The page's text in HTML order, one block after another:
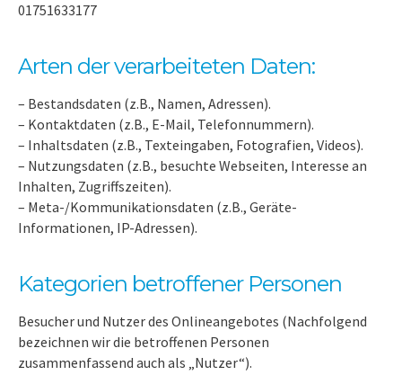
01751633177
Arten der verarbeiteten Daten:
– Bestandsdaten (z.B., Namen, Adressen).
– Kontaktdaten (z.B., E-Mail, Telefonnummern).
– Inhaltsdaten (z.B., Texteingaben, Fotografien, Videos).
– Nutzungsdaten (z.B., besuchte Webseiten, Interesse an
Inhalten, Zugriffszeiten).
– Meta-/Kommunikationsdaten (z.B., Geräte-
Informationen, IP-Adressen).
Kategorien betroffener Personen
Besucher und Nutzer des Onlineangebotes (Nachfolgend
bezeichnen wir die betroffenen Personen
zusammenfassend auch als „Nutzer“).